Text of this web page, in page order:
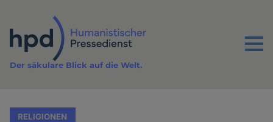
Inhalt
Menu
Der säkulare Blick auf die Welt.
RELIGIONEN